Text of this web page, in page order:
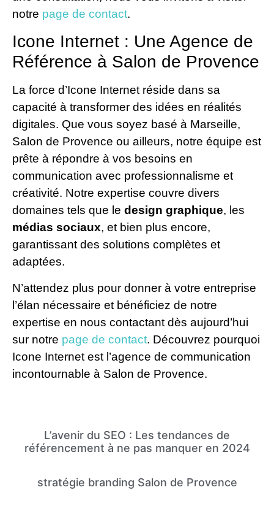
notre page de contact.
Icone Internet : Une Agence de
Référence à Salon de Provence
La force d’Icone Internet réside dans sa
capacité à transformer des idées en réalités
digitales. Que vous soyez basé à Marseille,
Salon de Provence ou ailleurs, notre équipe est
prête à répondre à vos besoins en
communication avec professionnalisme et
créativité. Notre expertise couvre divers
domaines tels que le design graphique, les
médias sociaux, et bien plus encore,
garantissant des solutions complètes et
adaptées.
N’attendez plus pour donner à votre entreprise
l’élan nécessaire et bénéficiez de notre
expertise en nous contactant dès aujourd’hui
sur notre page de contact. Découvrez pourquoi
Icone Internet est l’agence de communication
incontournable à Salon de Provence.
L’avenir du SEO : Les tendances de
référencement à ne pas manquer en 2024
stratégie branding Salon de Provence